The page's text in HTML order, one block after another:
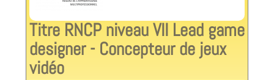
Titre RNCP niveau VII Lead game
designer - Concepteur de jeux
vidéo